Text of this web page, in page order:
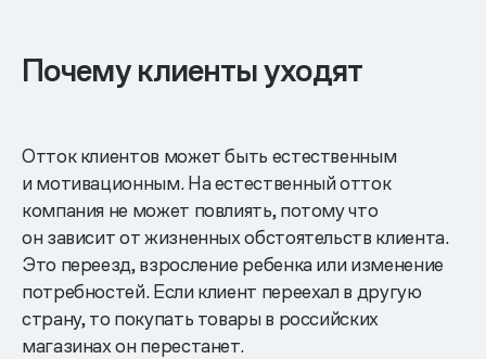
Почему клиенты уходят
Отток клиентов может быть естественным
и мотивационным. На естественный отток
компания не может повлиять, потому что
он зависит от жизненных обстоятельств клиента.
Это переезд, взросление ребенка или изменение
потребностей. Если клиент переехал в другую
страну, то покупать товары в российских
магазинах он перестанет.